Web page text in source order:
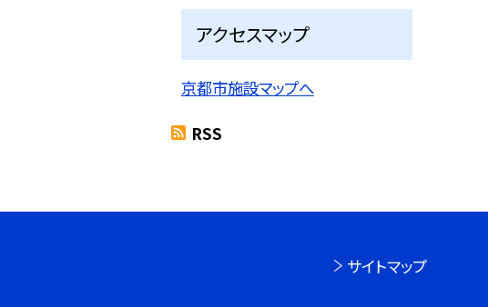
アクセスマップ
京都市施設マップへ
RSS
サイトマップ